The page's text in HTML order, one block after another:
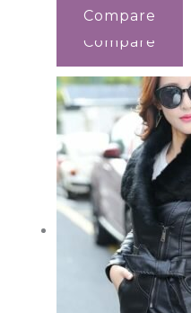
Compare
Compare